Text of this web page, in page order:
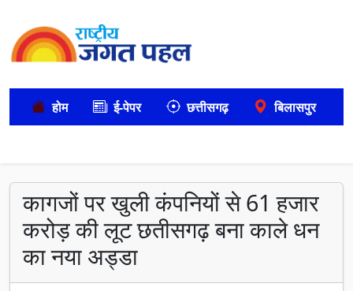
होम ई-पेपर छत्तीसगढ़ बिलासपुर
कागजों पर खुली कंपनियों से 61 हजार
करोड़ की लूट छतीसगढ़ बना काले धन
का नया अड्डा